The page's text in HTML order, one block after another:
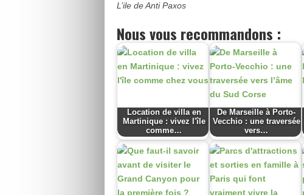
L’ile de Anti Paxos
Nous vous recommandons :
Location de villa en
Martinique : vivez l'île
comme…
De Marseille à Porto-
Vecchio : une traversée
vers…